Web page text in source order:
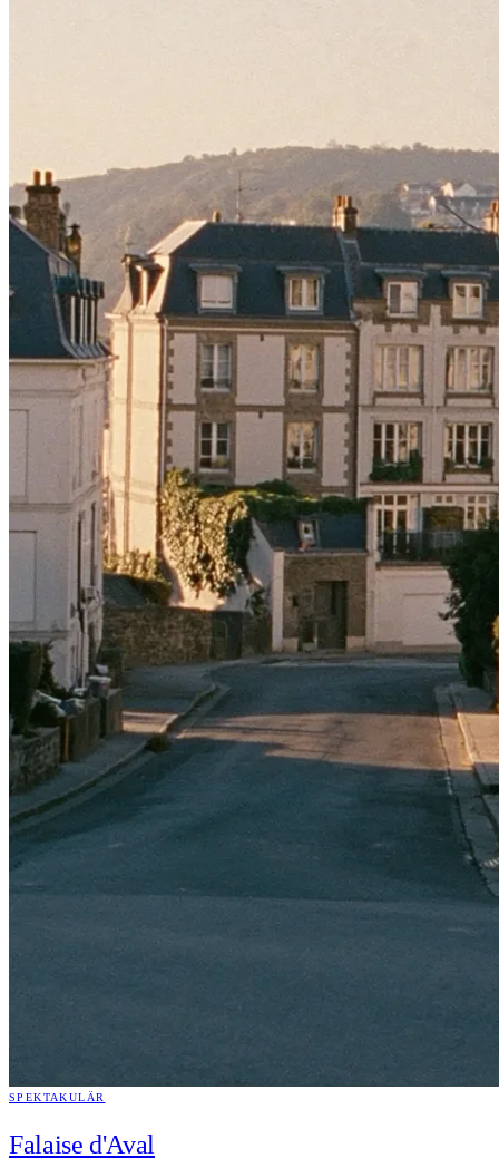
SPEKTAKULÄR
Falaise d'Aval